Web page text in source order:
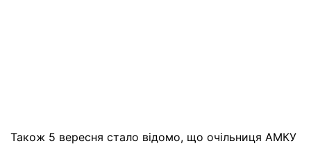
Також 5 вересня стало відомо, що очільниця АМКУ